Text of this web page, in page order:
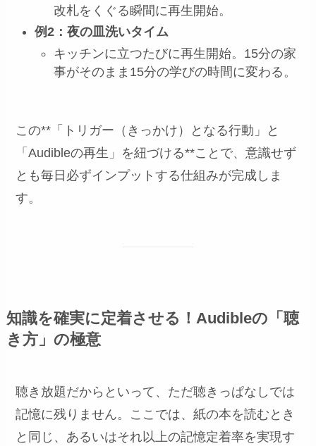
改札をくぐる瞬間に再生開始。
例2：夜の皿洗いタイム
キッチンに立つたびに再生開始。15分の家
事がそのまま15分の学びの時間に変わる。
この**「トリガー（きっかけ）となる行動」と
「Audibleの再生」を紐づける**ことで、意識せず
とも毎日必ずインプットする仕組みが完成しま
す。
知識を確実に定着させる！Audibleの「聴
き方」の極意
聴き放題だからといって、ただ聴きっぱなしでは
記憶に残りません。ここでは、紙の本を読むとき
と同じ、あるいはそれ以上の記憶定着率を実現す